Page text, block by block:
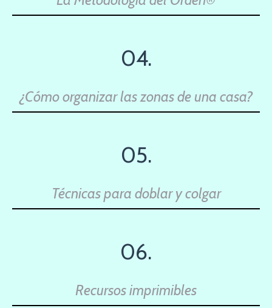
04.
¿Cómo organizar las zonas de una casa?
05.
Técnicas para doblar y colgar
06.
Recursos imprimibles